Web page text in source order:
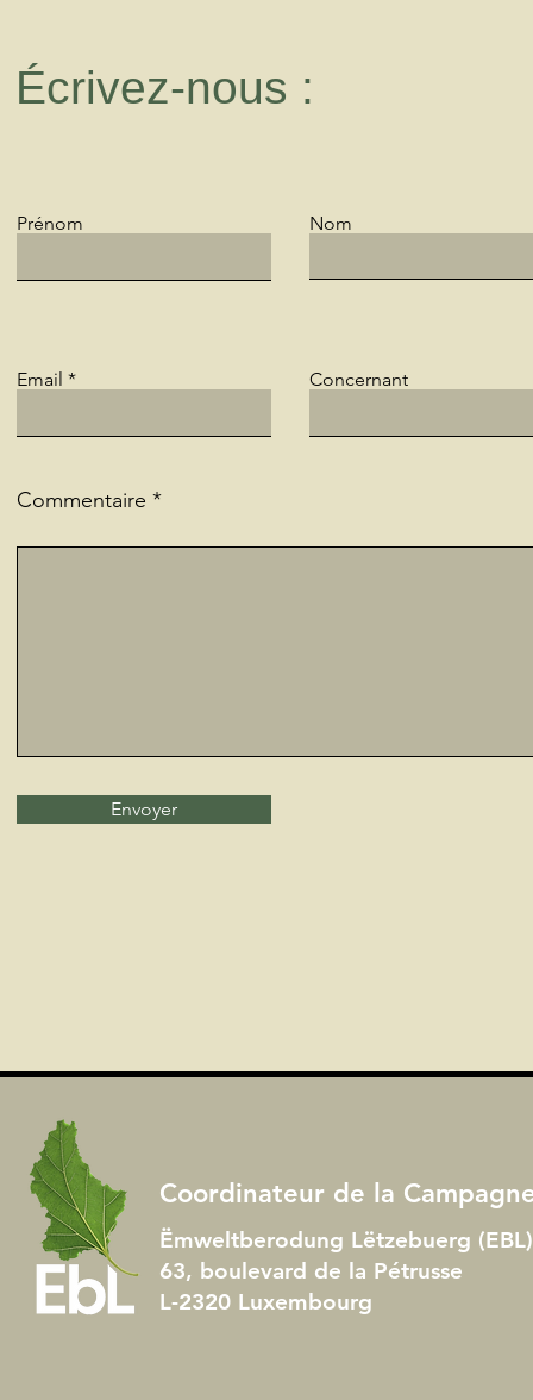
Écrivez-nous :
Prénom Nom
Email Concernant
Commentaire
Envoyer
Coordinateur de la
Ëmweltberodung Lëtzebuerg
63, boulevard de la Pétrusse
L-2320 Luxembourg